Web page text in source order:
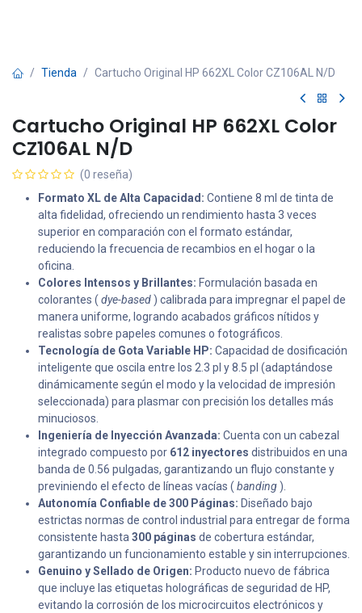
Tienda Cartucho Original HP 662XL Color CZ106AL N/D
Cartucho Original HP 662XL Color
CZ106AL N/D
(0 reseña)
Formato XL de Alta Capacidad: Contiene 8 ml de tinta de
alta fidelidad, ofreciendo un rendimiento hasta 3 veces
superior en comparación con el formato estándar,
reduciendo la frecuencia de recambios en el hogar o la
oficina.
Colores Intensos y Brillantes: Formulación basada en
colorantes ( dye-based ) calibrada para impregnar el papel de
manera uniforme, logrando acabados gráficos nítidos y
realistas sobre papeles comunes o fotográficos.
Tecnología de Gota Variable HP: Capacidad de dosificación
inteligente que oscila entre los 2.3 pl y 8.5 pl (adaptándose
dinámicamente según el modo y la velocidad de impresión
seleccionada) para plasmar con precisión los detalles más
minuciosos.
Ingeniería de Inyección Avanzada: Cuenta con un cabezal
integrado compuesto por 612 inyectores distribuidos en una
banda de 0.56 pulgadas, garantizando un flujo constante y
previniendo el efecto de líneas vacías ( banding ).
Autonomía Confiable de 300 Páginas: Diseñado bajo
estrictas normas de control industrial para entregar de forma
consistente hasta 300 páginas de cobertura estándar,
garantizando un funcionamiento estable y sin interrupciones.
Genuino y Sellado de Origen: Producto nuevo de fábrica
que incluye las etiquetas holográficas de seguridad de HP,
evitando la corrosión de los microcircuitos electrónicos y